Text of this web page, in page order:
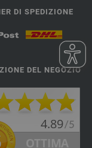
DI SPEDIZIONE
DEL NEGOZIO